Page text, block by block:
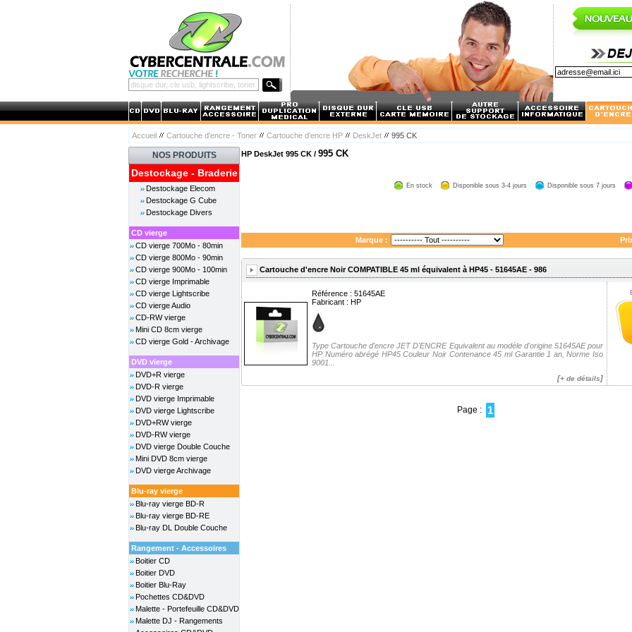
Accueil Cartouche d'encre - Toner Cartouche d'encre HP DeskJet 995 CK
NOS PRODUITS
Destockage - Braderie
Destockage Elecom
Destockage G Cube
Destockage Divers
CD vierge
CD vierge 700Mo - 80min
CD vierge 800Mo - 90min
CD vierge 900Mo - 100min
CD vierge Imprimable
CD vierge Lightscribe
CD vierge Audio
CD-RW vierge
Mini CD 8cm vierge
CD vierge Gold - Archivage
DVD vierge
DVD+R vierge
DVD-R vierge
DVD vierge Imprimable
DVD vierge Lightscribe
DVD+RW vierge
DVD-RW vierge
DVD vierge Double Couche
Mini DVD 8cm vierge
DVD vierge Archivage
Blu-ray vierge
Blu-ray vierge BD-R
Blu-ray vierge BD-RE
Blu-ray DL Double Couche
Rangement - Accessoires
Boitier CD
Boitier DVD
Boitier Blu-Ray
Pochettes CD&DVD
Malette - Portefeuille CD&DVD
Malette DJ - Rangements
HP DeskJet 995 CK / 995 CK
En stock Disponible sous 3-4 jours Disponible sous 7 jours
Marque :
Cartouche d'encre Noir COMPATIBLE 45 ml équivalent à HP45 - 51645AE - 986
Référence : 51645AE
Fabricant : HP
Type Cartouche d'encre JET D'ENCRE Equivalent au modèle d'origine 51645AE pour
HP Numéro abrégé HP45 Couleur Noir Contenance 45 ml Garantie 1 an, Norme Iso
9001...
[+ de détails]
Page : 1